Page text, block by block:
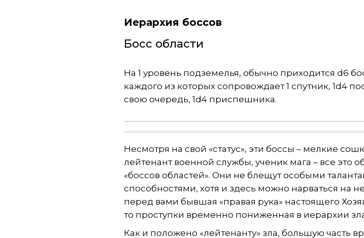
Иерархия боссов
Босс области
На 1 уровень подземелья, обычно приходится d6
каждого из которых сопровождает 1 спутник, 1d4
свою очередь, 1d4 приспешника.
Несмотря на свой «статус», эти боссы – мелкие
лейтенант военной службы, ученик мага – все это
«боссов областей». Они не блещут особыми
способностями, хотя и здесь можно нарваться на
перед вами бывшая «правая рука» настоящего
то проступки временно пониженная в иерархии
Как и положено «лейтенанту» зла, большую часть